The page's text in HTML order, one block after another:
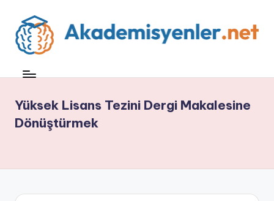
Yüksek Lisans Tezini Dergi Makalesine
Dönüştürmek